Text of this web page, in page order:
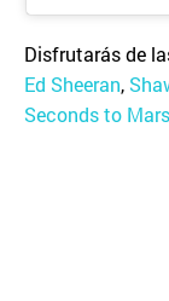
Disfrutarás de
Ed Sheeran,
Seconds to Mars